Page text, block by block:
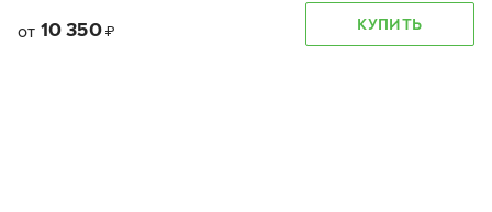
от 10 350 ₽ КУПИТЬ